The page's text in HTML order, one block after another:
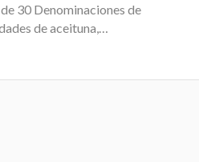
30 Denominaciones de
de aceituna,…